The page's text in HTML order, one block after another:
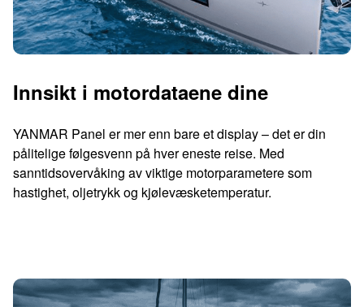
Innsikt i motordataene dine
YANMAR Panel er mer enn bare et display – det er din
pålitelige følgesvenn på hver eneste reise. Med
sanntidsovervåking av viktige motorparametere som
hastighet, oljetrykk og kjølevæsketemperatur.